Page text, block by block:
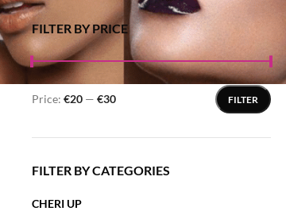
FILTER BY PRICE
FILTER
Price: €20 — €30
FILTER BY CATEGORIES
CHERI UP